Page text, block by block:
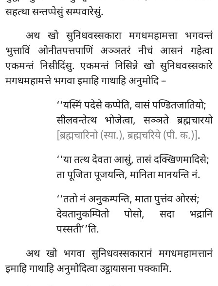
सहत्था सन्तप्पेसुं सम्पवारेसुं.
अथ खो सुनिधवस्सकारा मगधमहामत्ता भगवन्तं
भुत्ताविं ओनीतपत्तपाणिं अञ्ञतरं नीचं आसनं गहेत्वा
एकमन्तं निसीदिंसु. एकमन्तं निसिन्ने खो सुनिधवस्सकारे
मगधमहामत्ते भगवा इमाहि गाथाहि अनुमोदि –
‘‘यस्मिंपदेसे कप्पेति, वासं पण्डितजातियो;
सीलवन्तेत्थ भोजेत्वा, सञ्ञते ब्रह्मचारयो
[ब्रह्मचारिनो (स्या.), ब्रह्मचरिये (पी. क.)].
‘‘यातत्थ देवता आसुं, तासं दक्खिणमादिसे;
ता पूजिता पूजयन्ति, मानिता मानयन्ति नं.
‘‘ततो नं अनुकम्पन्ति, माता पुत्तंव ओरसं;
देवतानुकम्पितो पोसो, सदा भद्रानि
पस्सती’’ति.
अथ खो भगवा सुनिधवस्सकारानं मगधमहामत्तानं
इमाहि गाथाहि अनुमोदित्वा उट्ठायासना पक्कामि.